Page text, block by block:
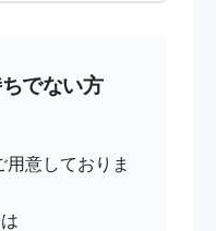
でない方
意しておりま